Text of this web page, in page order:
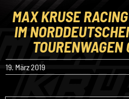
MAX KRUSE
IM
19. März 2019